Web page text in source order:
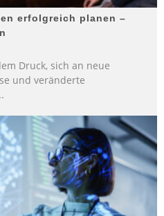
erfolgreich planen –
Druck, sich an neue
und veränderte